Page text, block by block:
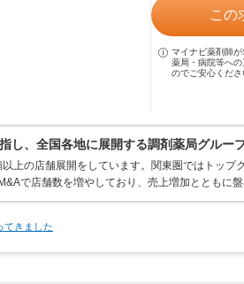
この
マイナビ薬剤師が
薬局・病院等へ
のでご安心くださ
し、全国各地に展開する調剤薬局グループ
上の店舗展開をしています。関東圏ではトップ
で店舗数を増やしており、売上増加とともに
てきました